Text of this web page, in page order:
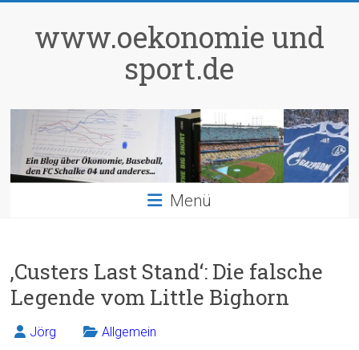
springenwww.oekonomie und
sport.de
Menü
‚Custers Last Stand‘: Die falsche
Legende vom Little Bighorn
Jörg Allgemein